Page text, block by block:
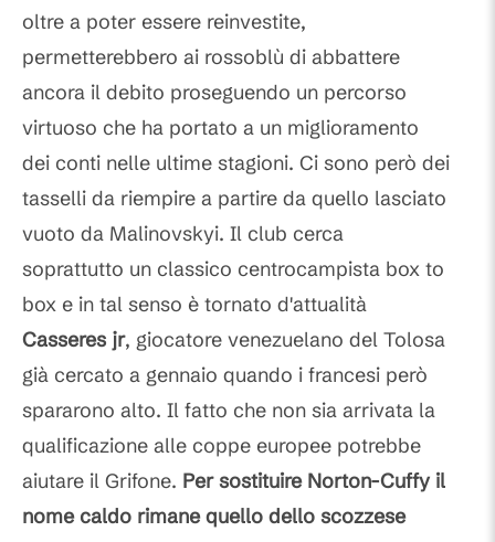
oltre a poter essere reinvestite,
permetterebbero ai rossoblù di abbattere
ancora il debito proseguendo un percorso
virtuoso che ha portato a un miglioramento
dei conti nelle ultime stagioni. Ci sono però dei
tasselli da riempire a partire da quello lasciato
vuoto da Malinovskyi. Il club cerca
soprattutto un classico centrocampista box to
box e in tal senso è tornato d'attualità
Casseres jr, giocatore venezuelano del Tolosa
già cercato a gennaio quando i francesi però
spararono alto. Il fatto che non sia arrivata la
qualificazione alle coppe europee potrebbe
aiutare il Grifone. Per sostituire Norton-Cuffy il
nome caldo rimane quello dello scozzese